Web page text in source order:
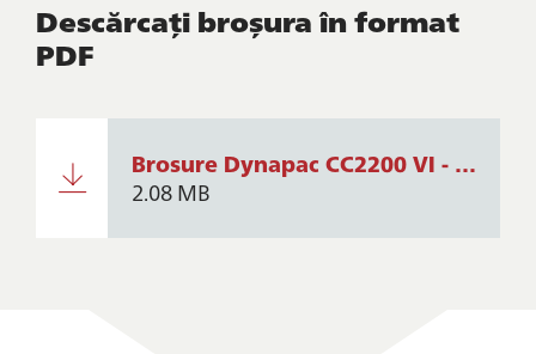
Descărcați broșura în format
PDF
Brosure Dynapac CC2200 VI - CC2200C VI - CO2200 VI - CC2300 VI - CC2300C VI - CC3200 VI - CC3200C VI - CC3300 VI - CC3300C VI
2.08 MB